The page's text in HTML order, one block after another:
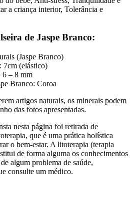
a criança interior, Tolerância e
de Jaspe Branco:
(Jaspe Branco)
7cm (elástico)
6 – 8 mm
Branco: Coroa
artigos naturais, os minerais podem
das fotos apresentadas.
nesta página foi retirada de
que é uma prática holística
o bem-estar. A litoterapia (terapia
de forma alguma os conhecimentos
algum problema de saúde,
consulte um médico.